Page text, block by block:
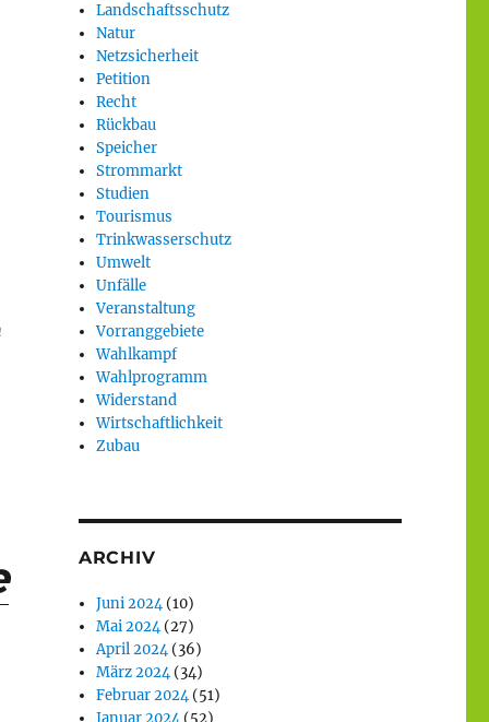
Landschaftsschutz
Natur
Netzsicherheit
Petition
Recht
Rückbau
Speicher
Strommarkt
Studien
Tourismus
Trinkwasserschutz
Umwelt
Unfälle
Veranstaltung
Vorranggebiete
Wahlkampf
Wahlprogramm
Widerstand
Wirtschaftlichkeit
Zubau
ARCHIV
Juni 2024(10)
Mai 2024(27)
April 2024(36)
März 2024(34)
Februar 2024(51)